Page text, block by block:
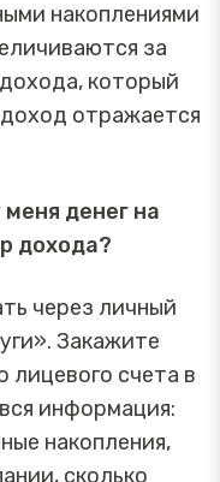
накоплениями
за
который
отражается
денег на
дохода?
через личный
Закажите
лицевого счета в
информация:
накопления,
сколько